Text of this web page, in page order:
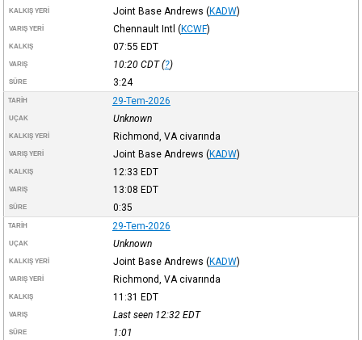
KALKIŞ YERI Joint Base Andrews (KADW)
VARIŞ YERI Chennault Intl (KCWF)
KALKIŞ 07:55 EDT
VARIŞ 10:20 CDT(?)
SÜRE 3:24
TARIH 29-Tem-2026
UÇAK Unknown
KALKIŞ YERI Richmond, VA civarında
VARIŞ YERI Joint Base Andrews (KADW)
KALKIŞ 12:33 EDT
VARIŞ 13:08 EDT
SÜRE 0:35
TARIH 29-Tem-2026
UÇAK Unknown
KALKIŞ YERI Joint Base Andrews (KADW)
VARIŞ YERI Richmond, VA civarında
KALKIŞ 11:31 EDT
VARIŞ Last seen 12:32 EDT
SÜRE 1:01